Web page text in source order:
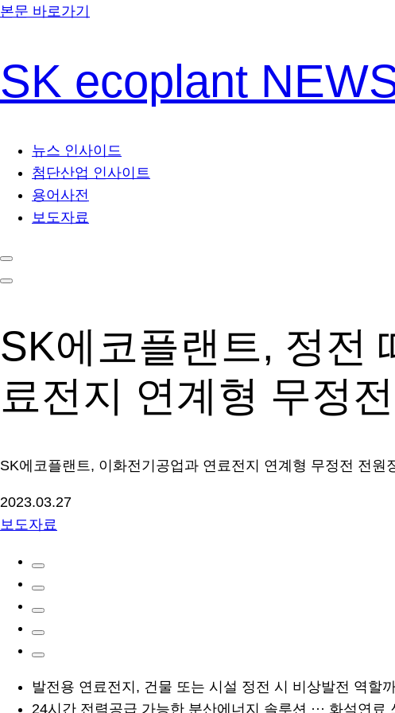
본문 바로가기
SK ecoplant
뉴스 인사이드
첨단산업 인사이트
용어사전
보도자료
SK에코플랜트, 정전
료전지 연계형 무정
SK에코플랜트, 이화전기공업과 연료전지 연계형 무정전 전
2023.03.27
보도자료
발전용 연료전지, 건물 또는 시설 정전 시 비상발전 역할
24시간 전력공급 가능한 분산에너지 솔루션 ··· 화석연